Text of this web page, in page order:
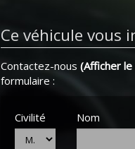
Ce véhicule vous
Contactez-nous (Afficher
formulaire :
Civilité Nom